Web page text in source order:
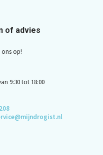
of advies
op!
9:30 tot 18:00